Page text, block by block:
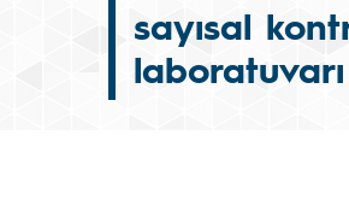
sayısal